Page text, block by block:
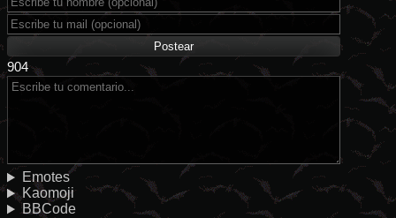
904
Emotes
Kaomoji
BBCode